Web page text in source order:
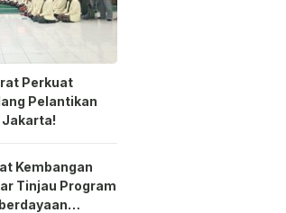
Perkuat
Pelantikan
Jakarta!
Kembangan
Tinjau Program